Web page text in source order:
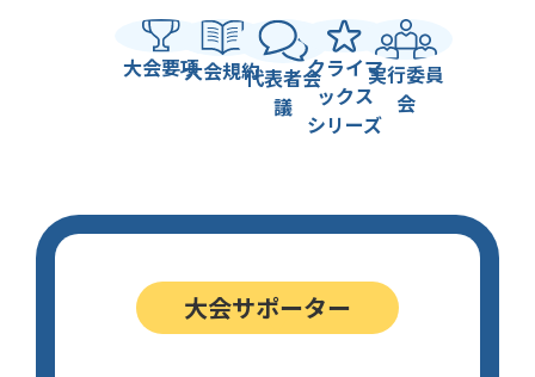
大会要項大会規約代表者会
議
クライマ
ックス
シリーズ
実行委員
会
大会サポーター